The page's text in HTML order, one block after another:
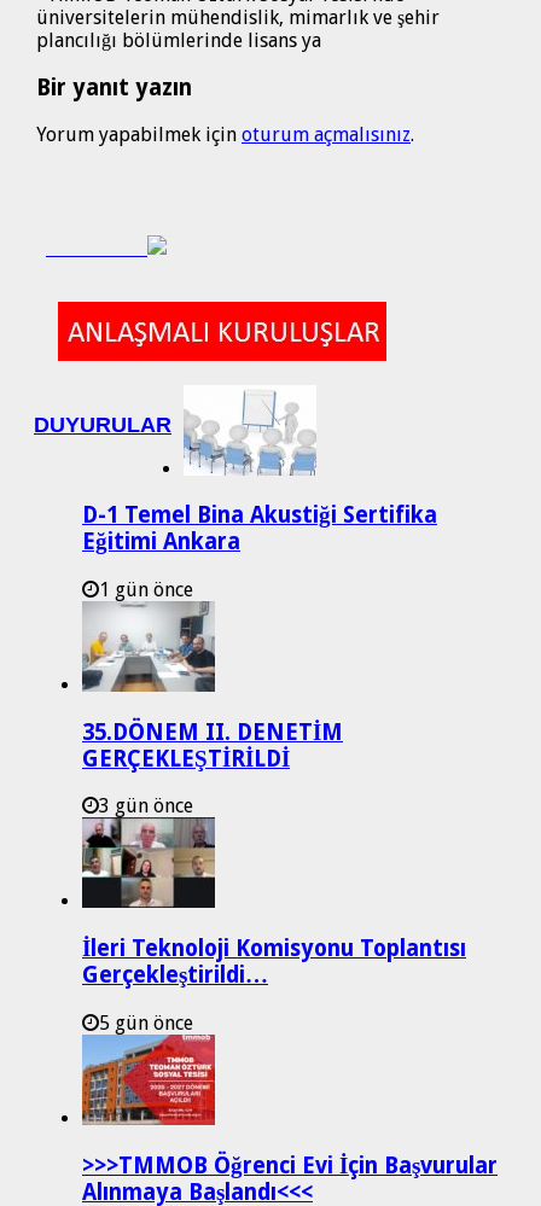
üniversitelerin mühendislik, mimarlık ve şehir
plancılığı bölümlerinde lisans ya
Bir yanıt yazın
Yorum yapabilmek için oturum açmalısınız.
DUYURULAR
D-1 Temel Bina Akustiği Sertifika
Eğitimi Ankara
1 gün önce
35.DÖNEM II. DENETİM
GERÇEKLEŞTİRİLDİ
3 gün önce
İleri Teknoloji Komisyonu Toplantısı
Gerçekleştirildi…
5 gün önce
>>>TMMOB Öğrenci Evi İçin Başvurular
Alınmaya Başlandı<<<